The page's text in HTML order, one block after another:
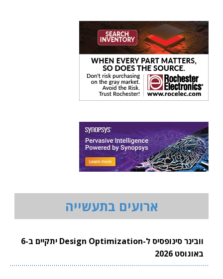
ארועים בתעשייה
וובינר סינופסיס ל-Design Optimization יתקיים ב-6
באוגוסט 2026